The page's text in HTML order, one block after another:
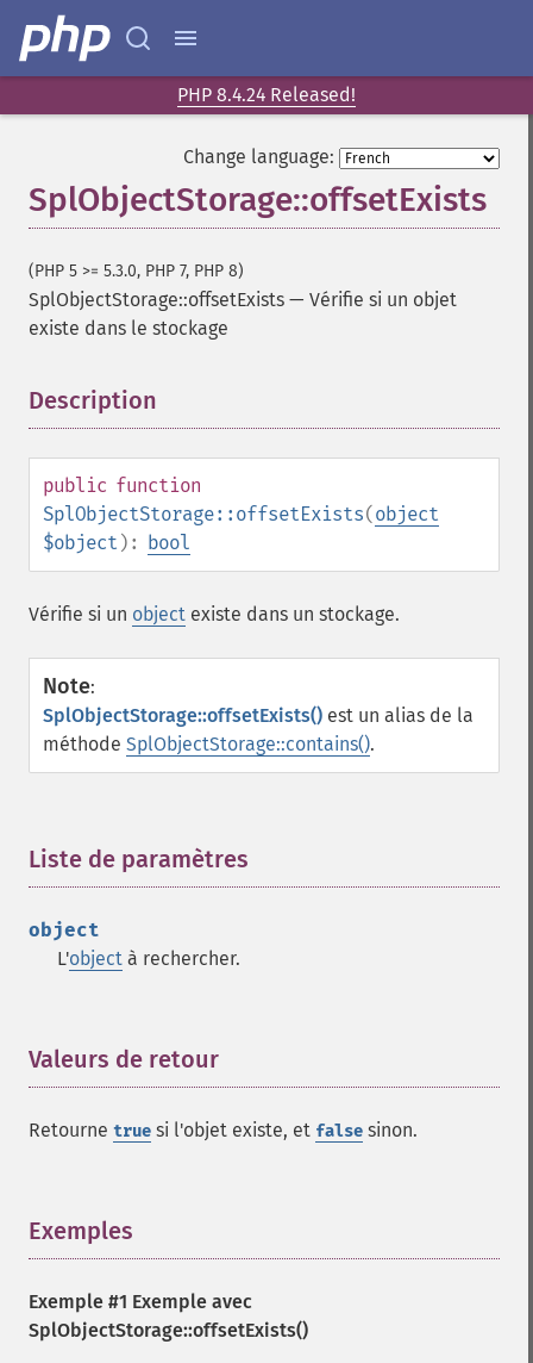
PHP 8.4.24 Released!
Change language:
SplObjectStorage::offsetExists
(PHP 5 >= 5.3.0, PHP 7, PHP 8)
SplObjectStorage::offsetExists — Vérifie si un objet
existe dans le stockage
Description
public function
SplObjectStorage::offsetExists(object
$object ): bool
Vérifie si un object existe dans un stockage.
Note:
SplObjectStorage::offsetExists() est un alias de la
méthode SplObjectStorage::contains().
Liste de paramètres
object
L'object à rechercher.
Valeurs de retour
Retourne true si l'objet existe, et false sinon.
Exemples
Exemple #1 Exemple avec
SplObjectStorage::offsetExists()